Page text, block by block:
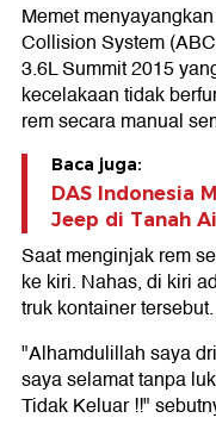
Memet
Collision System
3.6L Summit 2015
kecelakaan tidak
rem secara manual
Baca juga:
DAS Indonesia
Jeep di Tanah
Saat menginjak rem
ke kiri. Nahas, di kiri
truk kontainer tersebut.
"Alhamdulillah saya
saya selamat tanpa
Tidak Keluar !!"